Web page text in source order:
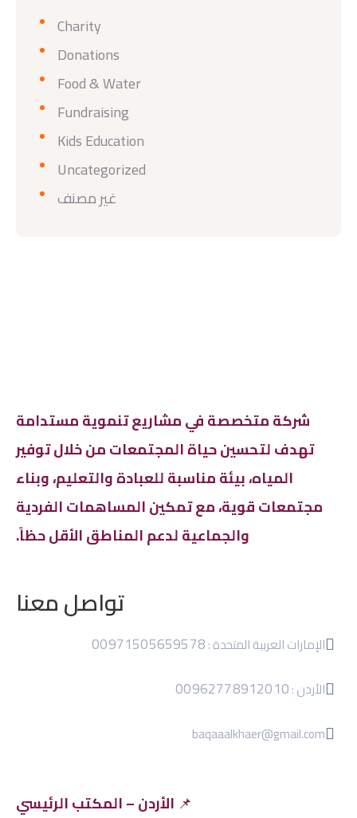
Charity
Donations
Food & Water
Fundraising
Kids Education
Uncategorized
غير مصنف
شركة متخصصة في مشاريع تنموية مستدامة
تهدف لتحسين حياة المجتمعات من خلال توفير
المياه، بيئة مناسبة للعبادة والتعليم، وبناء
مجتمعات قوية، مع تمكين المساهمات الفردية
والجماعية لدعم المناطق الأقل حظاً.
تواصل معنا
الإمارات العربية المتحدة :00971505659578
الأردن :00962778912010
baqaaalkhaer@gmail.com
📌 الأردن – المكتب الرئيسي